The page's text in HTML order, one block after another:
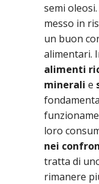
semi
messo in
un buon
alimentari.
alimenti
minerali e
loro
nei
tratta di
rimanere